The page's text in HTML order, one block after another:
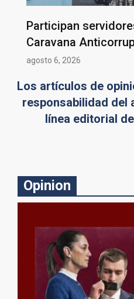
Participan
Caravana
agosto 6, 2026
Los artículos de
responsabilidad del
línea editorial
Opinion